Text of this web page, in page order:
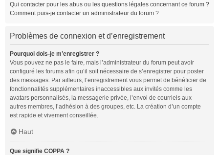
Qui contacter pour les abus ou les questions légales concernant ce forum ?
Comment puis-je contacter un administrateur du forum ?
Problèmes de connexion et d’enregistrement
Pourquoi dois-je m’enregistrer ?
Vous pouvez ne pas le faire, mais l’administrateur du forum peut avoir
configuré les forums afin qu’il soit nécessaire de s’enregistrer pour poster
des messages. Par ailleurs, l’enregistrement vous permet de bénéficier de
fonctionnalités supplémentaires inaccessibles aux invités comme les
avatars personnalisés, la messagerie privée, l’envoi de courriels aux
autres membres, l’adhésion à des groupes, etc. La création d’un compte
est rapide et vivement conseillée.
Haut
Que signifie COPPA ?